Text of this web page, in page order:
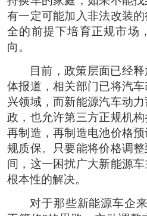
有一定可能加入非法改装
全的前提下培育正规市场
向。
目前，政策层面已经
体报道，相关部门已将汽
兴领域，而新能源汽车动
政，也允许第三方正规机
再制造，再制造电池价格
规质保。只要能将价格调
间，这一困扰广大新能源
根本性的解决。
对于那些新能源车企